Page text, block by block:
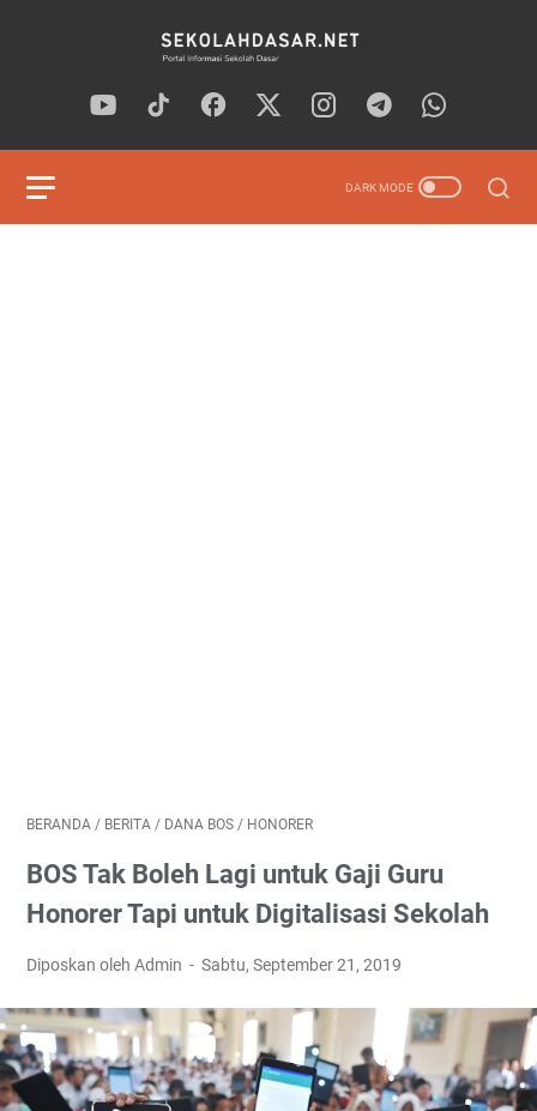
BERANDA / BERITA / DANA BOS / HONORER
BOS Tak Boleh Lagi untuk Gaji Guru
Honorer Tapi untuk Digitalisasi Sekolah
Diposkan oleh Admin Sabtu, September 21, 2019